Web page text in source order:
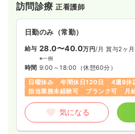
訪問診療正看護師
日勤のみ（常勤）
給与 28.0〜40.0万円/月 賞与2ヶ月
※一例
時間 9:00～18:00 （休憩60分）
日曜休み
年間休日120日
4週8休
担当業務未経験可
ブランク可 月
気になる